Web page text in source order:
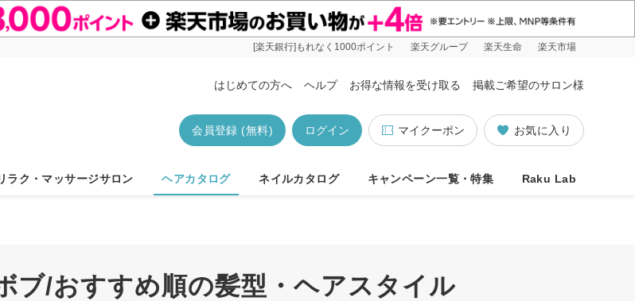
[楽天銀行]もれなく1000ポイント 楽天グループ 楽天生命 楽天市場
はじめての方へ ヘルプ お得な情報を受け取る 掲載ご希望のサロン様
お気に入り
マイクーポン
ログイン
会員登録 (無料)
ラク・マッサージサロン ヘアカタログ ネイルカタログ キャンペーン一覧・特集 Raku Lab
ブ/おすすめ順の髪型・ヘアスタイル